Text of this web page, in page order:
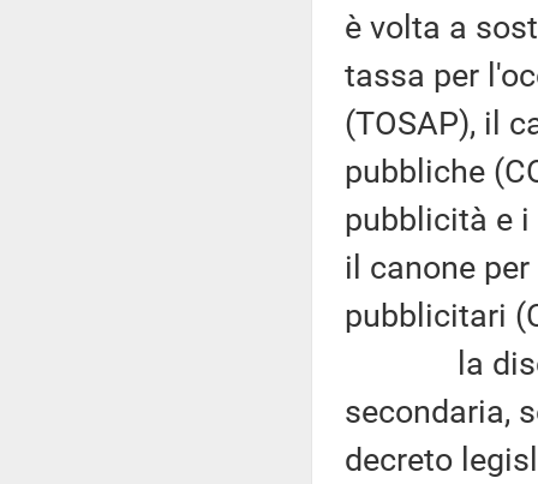
è volta a
tassa per
(TOSAP), il
pubbliche
pubblicità e
il canone
pubblicitari
la
secondaria,
decreto